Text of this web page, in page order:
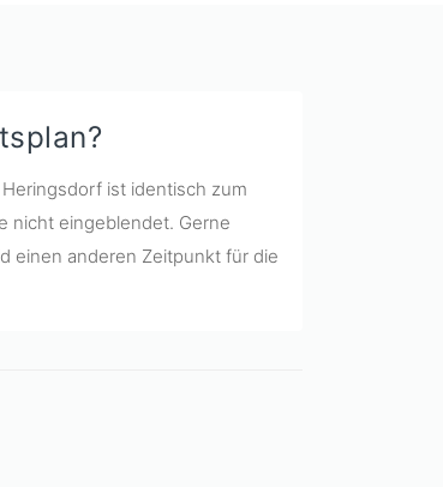
ist identisch zum
nicht eingeblendet. Gerne
einen anderen Zeitpunkt für die